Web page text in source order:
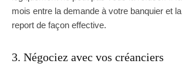
mois entre la demande à votre banquier et
report de façon effective.
3. Négociez avec vos créanciers